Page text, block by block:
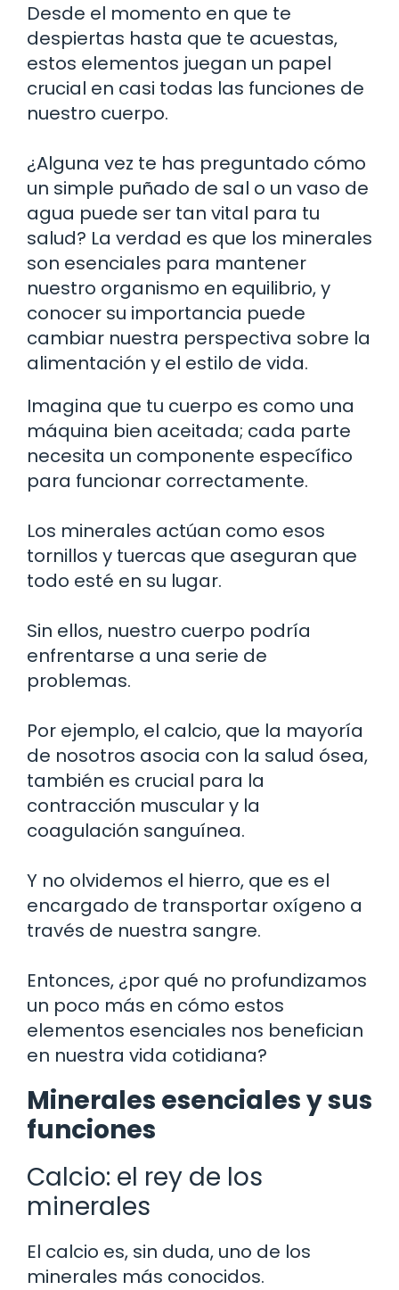
Desde el momento en que te
despiertas hasta que te acuestas,
estos elementos juegan un papel
crucial en casi todas las funciones de
nuestro cuerpo.
¿Alguna vez te has preguntado cómo
un simple puñado de sal o un vaso de
agua puede ser tan vital para tu
salud? La verdad es que los minerales
son esenciales para mantener
nuestro organismo en equilibrio, y
conocer su importancia puede
cambiar nuestra perspectiva sobre la
alimentación y el estilo de vida.
Imagina que tu cuerpo es como una
máquina bien aceitada; cada parte
necesita un componente específico
para funcionar correctamente.
Los minerales actúan como esos
tornillos y tuercas que aseguran que
todo esté en su lugar.
Sin ellos, nuestro cuerpo podría
enfrentarse a una serie de
problemas.
Por ejemplo, el calcio, que la mayoría
de nosotros asocia con la salud ósea,
también es crucial para la
contracción muscular y la
coagulación sanguínea.
Y no olvidemos el hierro, que es el
encargado de transportar oxígeno a
través de nuestra sangre.
Entonces, ¿por qué no profundizamos
un poco más en cómo estos
elementos esenciales nos benefician
en nuestra vida cotidiana?
Minerales esenciales y sus
funciones
Calcio: el rey de los
minerales
El calcio es, sin duda, uno de los
minerales más conocidos.